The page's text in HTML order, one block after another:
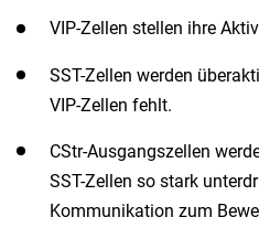
VIP-Zellen stellen ihre
SST-Zellen werden
VIP-Zellen fehlt.
CStr-Ausgangszellen
SST-Zellen so stark
Kommunikation zum